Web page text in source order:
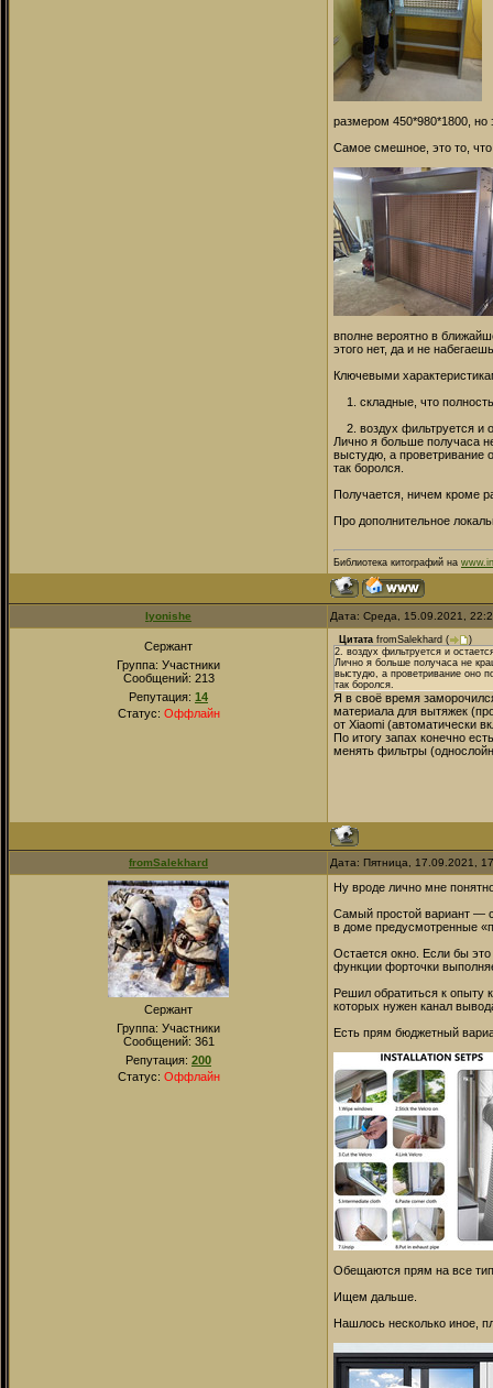
размером 450*980*1800, но
Самое смешное, это то,
вполне вероятно в
этого нет, да и не
Ключевыми
1. складные, что
2. воздух фильтруется и
Лично я больше получаса
выстудю, а проветривание
так боролся.
Получается, ничем кроме
Про дополнительное
Библиотека китографий на
Iyonishe Дата: Среда, 15.09.2021,
Сержант
Группа: Участники
Сообщений: 213
Репутация: 14
Статус: Оффлайн
Цитата fromSalekhard (
)
2. воздух фильтруется и
Лично я больше получаса не
выстудю, а проветривание оно
так боролся.
Я в своё время
материала для вытяжек
от Xiaomi (автоматически
По итогу запах конечно
менять фильтры
fromSalekhard Дата: Пятница, 17.09.2021,
Сержант
Группа: Участники
Сообщений: 361
Репутация: 200
Статус: Оффлайн
Ну вроде лично мне
Самый простой вариант —
в доме предусмотренные
Остается окно. Если бы
функции форточки
Решил обратиться к опыту
которых нужен канал
Есть прям бюджетный
Обещаются прям на все
Ищем дальше.
Нашлось несколько иное,